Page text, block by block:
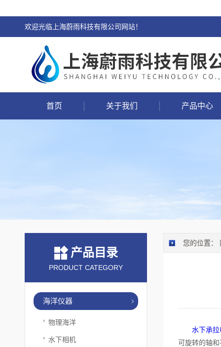
欢迎光临上海蔚雨科技有限公司网站！
首页 关于我们 产品中心
产品目录
PRODUCT CATEGORY
海洋仪器
物理海洋
水下相机
您的位置：
水下承
可旋转的轴